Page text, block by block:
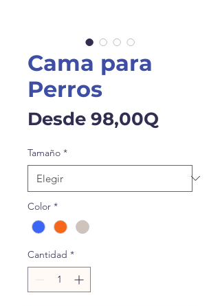
Cama para
Perros
Desde 98,00Q
oferta
Tamaño *
Color *
Cantidad *